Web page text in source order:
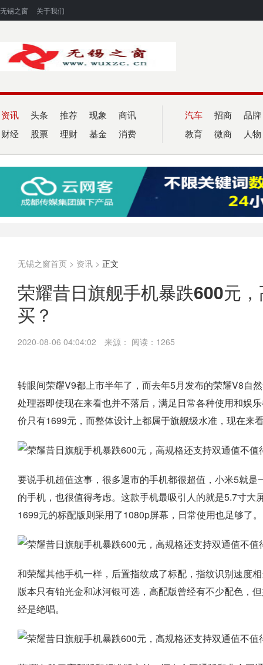
无锡之窗 关于我们
资讯 头条 推荐 现象 商讯
财经 股票 理财 基金 消费
汽车 招商 品牌
教育 微商 人物
无锡之窗首页 > 资讯 > 正文
荣耀昔日旗舰手机暴跌600元
买？
2020-08-06 04:04:02 来源： 阅读：1265
转眼间荣耀V9都上市半年了，而去年5月发布的荣耀V8自
处理器即使现在来看也并不落后，满足日常各种使用和娱
价只有1699元，而整体设计上都属于旗舰级水准，现在来
要说手机超值这事，很多退市的手机都很超值，小米5就
的手机，也很值得考虑。这款手机最吸引人的就是5.7寸
1699元的标配版则采用了1080p屏幕，日常使用也足够了。
和荣耀其他手机一样，后置指纹成了标配，指纹识别速度
版本只有铂光金和冰河银可选，高配版曾经有不少配色，
经是绝唱。